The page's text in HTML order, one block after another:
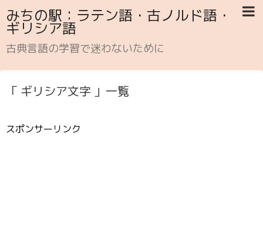
みちの駅：ラテン語・古ノルド語・
ギリシア語
古典言語の学習で迷わないために
「 ギリシア文字 」一覧
スポンサーリンク